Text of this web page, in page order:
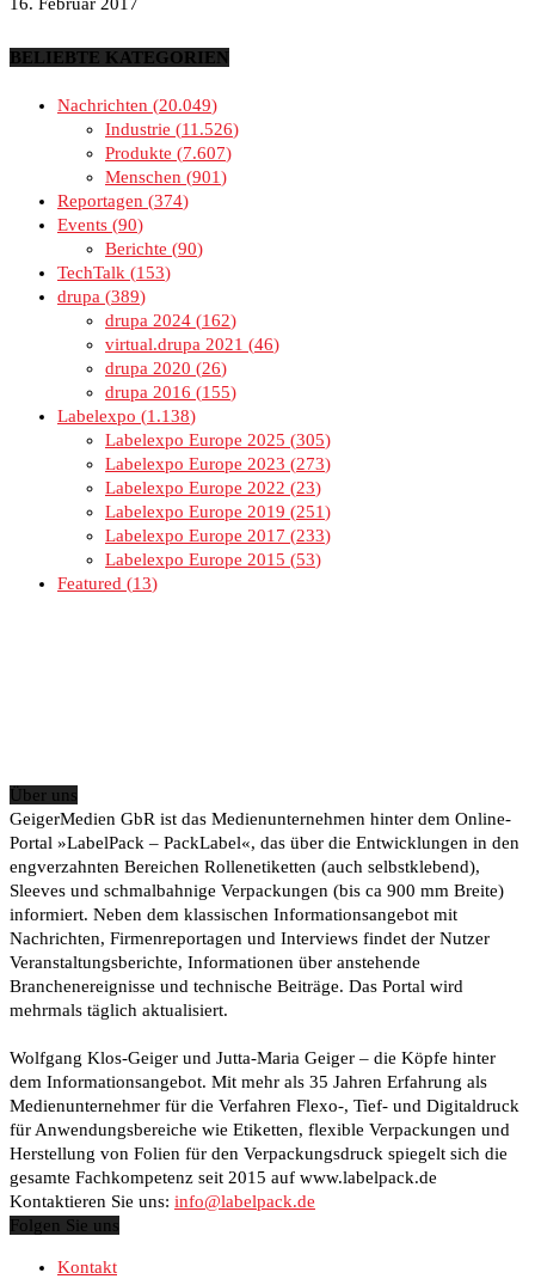
BELIEBTE KATEGORIEN
Nachrichten
20.049
Industrie
11.526
Produkte
7.607
Menschen
901
Reportagen
374
Events 90
Berichte
90
TechTalk
153
drupa
389
drupa 2024
162
virtual.drupa 2021
46
drupa 2020
26
drupa 2016
155
Labelexpo
1.138
Labelexpo Europe 2025
305
Labelexpo Europe 2023
273
Labelexpo Europe 2022
23
Labelexpo Europe 2019
251
Labelexpo Europe 2017
233
Labelexpo Europe 2015
53
Featured
13
Über uns
GeigerMedien GbR ist das Medienunternehmen hinter dem Online-
Portal »LabelPack – PackLabel«, das über die Entwicklungen in den
engverzahnten Bereichen Rollenetiketten (auch selbstklebend),
Sleeves und schmalbahnige Verpackungen (bis ca 900 mm Breite)
informiert. Neben dem klassischen Informationsangebot mit
Nachrichten, Firmenreportagen und Interviews findet der Nutzer
Veranstaltungsberichte, Informationen über anstehende
Branchenereignisse und technische Beiträge. Das Portal wird
mehrmals täglich aktualisiert.
Wolfgang Klos-Geiger und Jutta-Maria Geiger – die Köpfe hinter
dem Informationsangebot. Mit mehr als 35 Jahren Erfahrung als
Medienunternehmer für die Verfahren Flexo-, Tief- und Digitaldruck
für Anwendungsbereiche wie Etiketten, flexible Verpackungen und
Herstellung von Folien für den Verpackungsdruck spiegelt sich die
gesamte Fachkompetenz seit 2015 auf www.labelpack.de
Kontaktieren Sie uns: info@labelpack.de
Folgen Sie uns
Kontakt